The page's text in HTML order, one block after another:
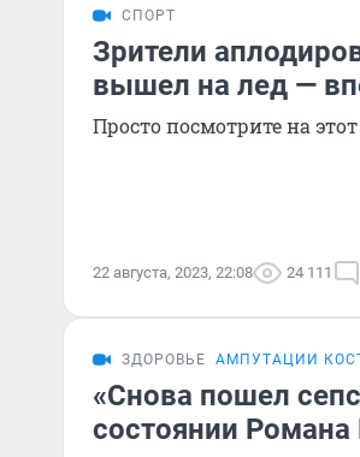
СПОРТ
Зрители
вышел на лед —
Просто посмотрите на
22 августа, 2023, 22:08 24 111
ЗДОРОВЬЕ АМПУТАЦИИ
«Снова пошел
состоянии